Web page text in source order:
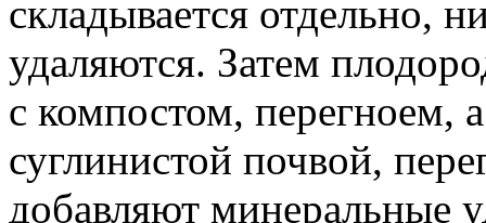
складывается отдельно,
удаляются. Затем
с компостом, перегноем,
суглинистой почвой,
добавляют минеральные